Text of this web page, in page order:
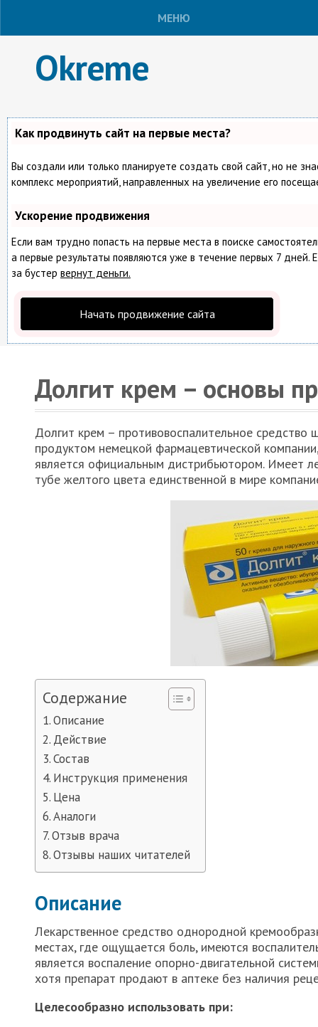
МЕНЮ
Okreme
Как продвинуть сайт на первые места?
Вы создали или только планируете создать свой сайт, но не
комплекс мероприятий, направленных на увеличение его
Ускорение продвижения
Если вам трудно попасть на первые места в поиске
а первые результаты появляются уже в течение первых 7
за бустер вернут деньги.
Начать продвижение сайта
Долгит крем – основы
Долгит крем – противовоспалительное средство
продуктом немецкой фармацевтической
является официальным дистрибьютором. Имеет
тубе желтого цвета единственной в мире
Содержание
Описание
Действие
Состав
Инструкция применения
Цена
Аналоги
Отзыв врача
Отзывы наших читателей
Описание
Лекарственное средство однородной
местах, где ощущается боль, имеются
является воспаление опорно-двигательной
хотя препарат продают в аптеке без наличия
Целесообразно использовать при: